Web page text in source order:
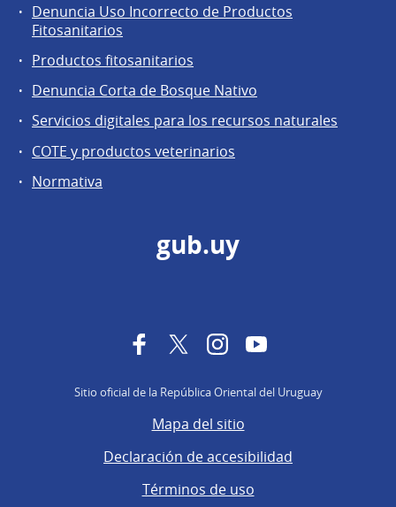
Denuncia Uso Incorrecto de Productos
Fitosanitarios
Productos fitosanitarios
Denuncia Corta de Bosque Nativo
Servicios digitales para los recursos naturales
COTE y productos veterinarios
Normativa
gub.uy
FacebookTwitterInstagramYouTube
Sitio oficial de la República Oriental del Uruguay
Mapa del sitio
Declaración de accesibilidad
Términos de uso